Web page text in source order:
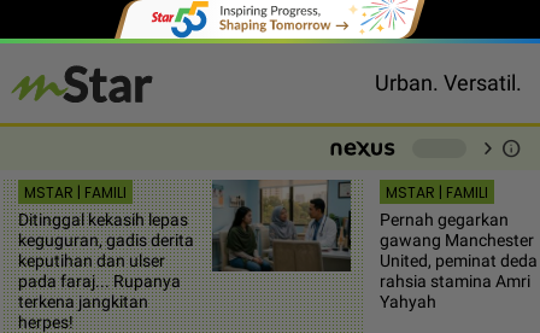
Urban. Versatil.
chevron_right info
MSTAR | FAMILI
Ditinggal kekasih lepas
keguguran, gadis derita
keputihan dan ulser
pada faraj... Rupanya
terkena jangkitan
herpes!
MSTAR | FAMILI
Pernah gegarkan
gawang Manchester
United, peminat
rahsia stamina Amri
Yahyah